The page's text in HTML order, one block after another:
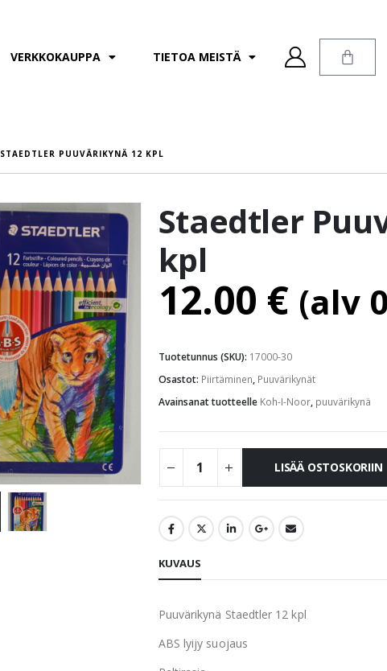
VERKKOKAUPPA TIETOA MEISTÄ
STAEDTLER PUUVÄRIKYNÄ 12 KPL
Staedtler
kpl
12.00 € (alv
Tuotetunnus (SKU): 17000-30
Osastot: Piirtäminen, Puuvärikynät
Avainsanat tuotteelle Koh-I-Noor, puuvärikynä
LISÄÄ OSTOSKORIIN
KUVAUS
Puuvärikynä Staedtler 12 kpl
ABS lyijy suojaus